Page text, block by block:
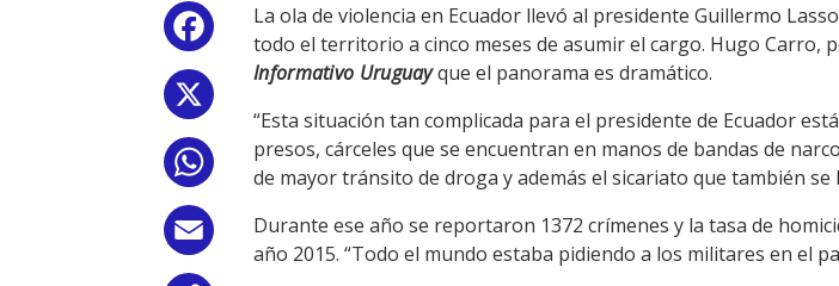
Facebook
WhatsApp
Email
La ola de violencia en Ecuador llevó al presidente Guillermo
todo el territorio a cinco meses de asumir el cargo. Hugo Carro,
Informativo Uruguayque el panorama es dramático.
“Esta situación tan complicada para el presidente de Ecuador
presos, cárceles que se encuentran en manos de bandas de
de mayor tránsito de droga y además el sicariato que también se
Durante ese año se reportaron 1372 crímenes y la tasa de
año 2015. “Todo el mundo estaba pidiendo a los militares en el